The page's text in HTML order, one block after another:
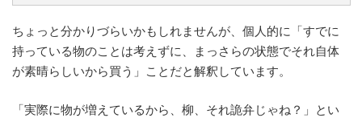
ちょっと分かりづらいかもしれませんが、個人的に「すでに
持っている物のことは考えずに、まっさらの状態でそれ自体
が素晴らしいから買う」ことだと解釈しています。
「実際に物が増えているから、柳、それ詭弁じゃね？」とい